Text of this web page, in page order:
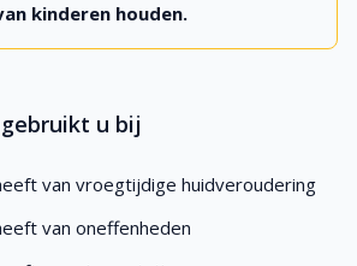
kinderen houden.
u bij
van vroegtijdige huidveroudering
van oneffenheden